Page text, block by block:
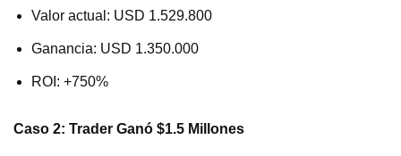
Valor actual: USD 1.529.800
Ganancia: USD 1.350.000
ROI: +750%
Caso 2: Trader Ganó $1.5 Millones